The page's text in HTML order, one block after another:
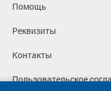
Помощь
Реквизиты
Контакты
Пользовательское